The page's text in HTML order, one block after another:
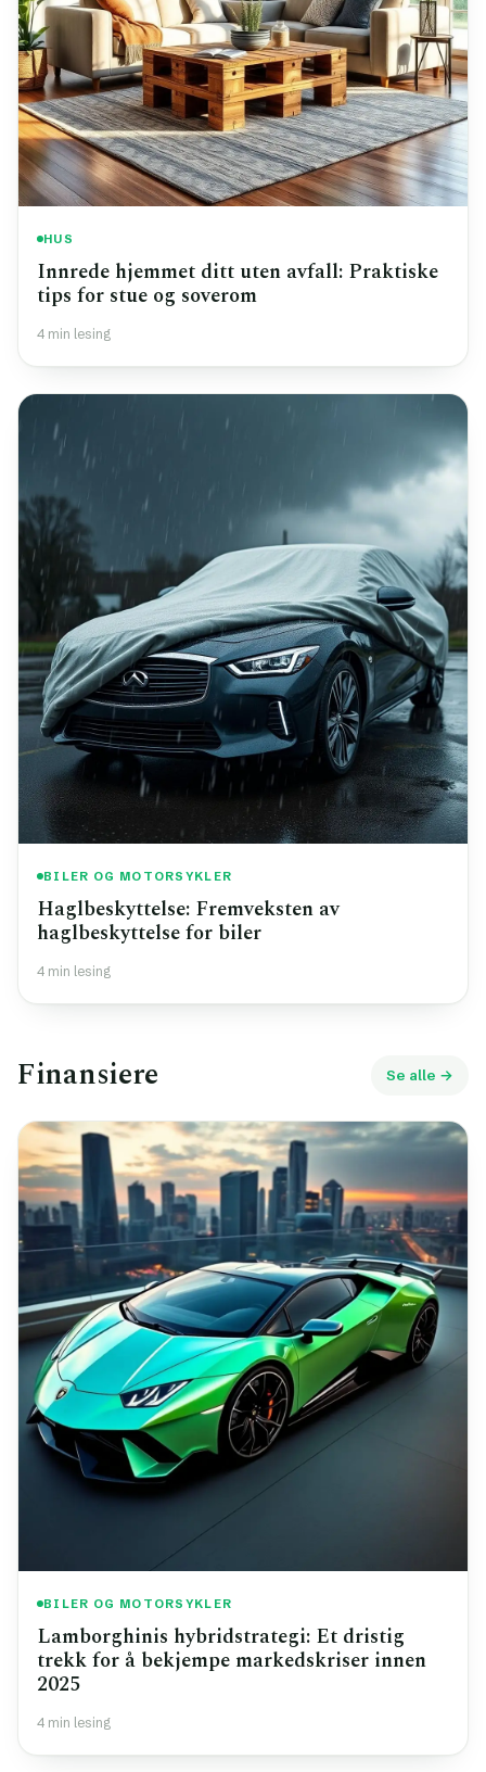
HUS
Innrede hjemmet ditt uten avfall: Praktiske
tips for stue og soverom
4 min lesing
BILER OG MOTORSYKLER
Haglbeskyttelse: Fremveksten av
haglbeskyttelse for biler
4 min lesing
Finansiere Se alle →
BILER OG MOTORSYKLER
Lamborghinis hybridstrategi: Et dristig
trekk for å bekjempe markedskriser innen
2025
4 min lesing